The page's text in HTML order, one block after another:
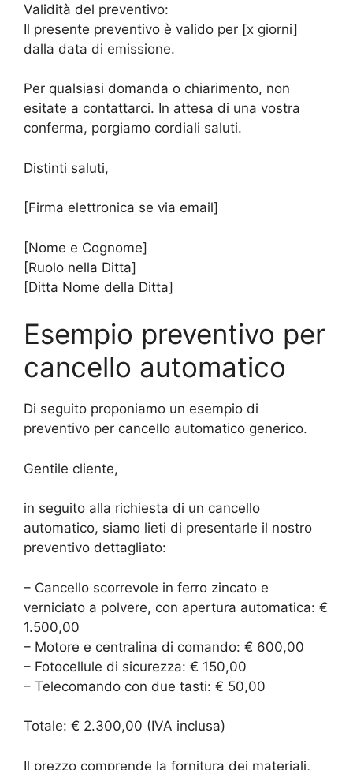
Validità del preventivo:
Il presente preventivo è valido per [x giorni]
dalla data di emissione.
Per qualsiasi domanda o chiarimento, non
esitate a contattarci. In attesa di una vostra
conferma, porgiamo cordiali saluti.
Distinti saluti,
[Firma elettronica se via email]
[Nome e Cognome]
[Ruolo nella Ditta]
[Ditta Nome della Ditta]
Esempio preventivo per
cancello automatico
Di seguito proponiamo un esempio di
preventivo per cancello automatico generico.
Gentile cliente,
in seguito alla richiesta di un cancello
automatico, siamo lieti di presentarle il nostro
preventivo dettagliato:
– Cancello scorrevole in ferro zincato e
verniciato a polvere, con apertura automatica: €
1.500,00
– Motore e centralina di comando: € 600,00
– Fotocellule di sicurezza: € 150,00
– Telecomando con due tasti: € 50,00
Totale: € 2.300,00 (IVA inclusa)
Il prezzo comprende la fornitura dei materiali,